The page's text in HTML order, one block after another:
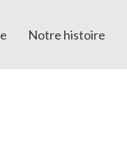
Notre histoire